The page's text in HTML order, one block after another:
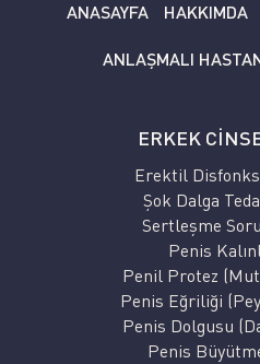
ANASAYFA HAKKIMDA
ANLAŞMALI
ERKEK
Erektil
Şok Dalga
Sertleşme
Penis
Penil Protez
Penis Eğriliği
Penis Dolgusu
Penis